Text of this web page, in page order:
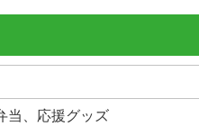
当、応援グッズ